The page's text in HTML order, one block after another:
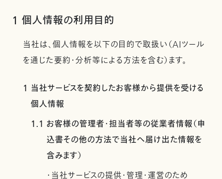
1 個人情報の利用目的
当社は、個人情報を以下の目的で取扱い（AIツール
を通じた要約・分析等による方法を含む）ます。
1 当社サービスを契約したお客様から提供を受ける
個人情報
1.1 お客様の管理者・担当者等の従業者情報（申
込書その他の方法で当社へ届け出た情報を
含みます）
・当社サービスの提供・管理・運営のため